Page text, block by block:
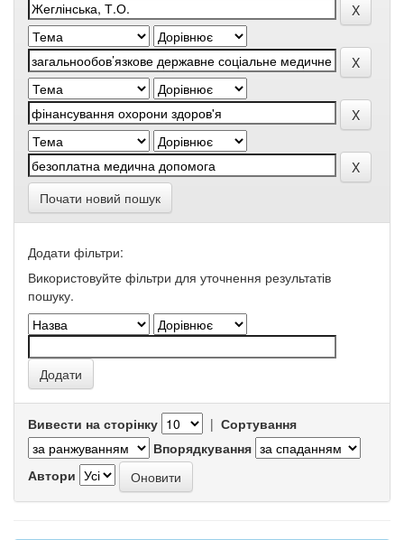
Почати новий пошук
Додати фільтри:
Використовуйте фільтри для уточнення результатів
пошуку.
Вивести на сторінку | Сортування
Впорядкування
Автори